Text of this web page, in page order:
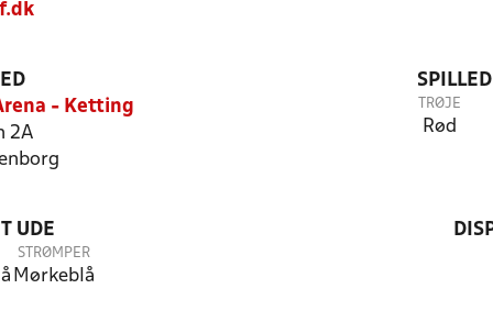
- Ketting
2A
TRØJE
Rød
UDE
STRØMPER
Mørkeblå